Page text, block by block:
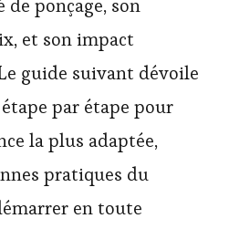
de ponçage, son
et son impact
guide suivant dévoile
par étape pour
la plus adaptée,
pratiques du
en toute